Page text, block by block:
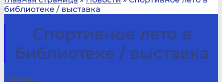
библиотеке / выставка
Спортивное лето в
библиотеке / выставка
Печать